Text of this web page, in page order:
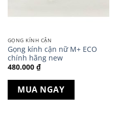
GỌNG KÍNH CẬN
Gọng kính cận nữ M+ ECO
chính hãng new
480.000 ₫
MUA NGAY